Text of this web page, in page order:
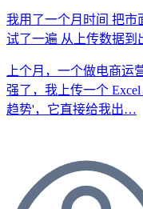
我用了一个月时间 把市
试了一遍 从上传数据到
上个月，一个做电商
强了，我上传一个
趋势'，它直接给我出…